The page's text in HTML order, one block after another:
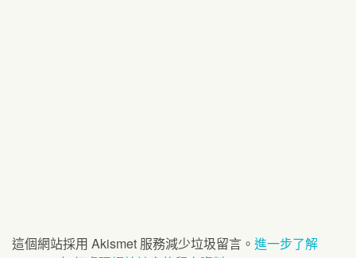
這個網站採用 Akismet 服務減少垃圾留言。 進一步了解